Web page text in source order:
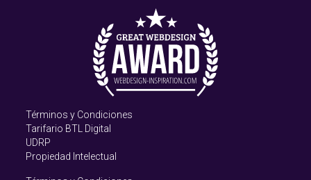
Términos y Condiciones
Tarifario BTL Digital
UDRP
Propiedad Intelectual